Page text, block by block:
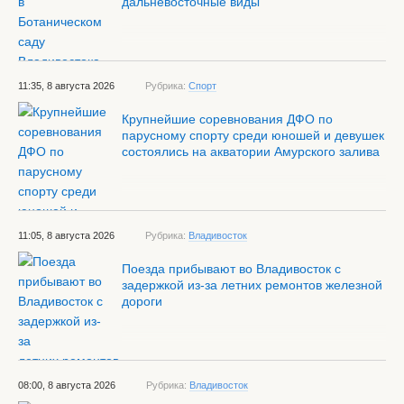
11:35, 8 августа 2026 Рубрика: Спорт
Крупнейшие соревнования ДФО по
парусному спорту среди юношей и девушек
состоялись на акватории Амурского залива
11:05, 8 августа 2026 Рубрика: Владивосток
Поезда прибывают во Владивосток с
задержкой из-за летних ремонтов железной
дороги
08:00, 8 августа 2026 Рубрика: Владивосток